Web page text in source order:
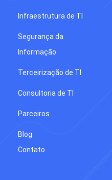
Infraestrutura de TI
Segurança da
Informação
Terceirização de TI
Consultoria de TI
Parceiros
Blog
Contato